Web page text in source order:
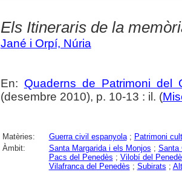
Els Itineraris de la
Jané i Orpí, Núria
En: Quaderns de Patrimoni del
(desembre 2010), p. 10-13 : il. (
Matèries: Guerra civil espanyola; Patrimoni
Àmbit:
Santa Margarida i els Monjos ; Santa
Pacs del Penedès ; Vilobí del
Vilafranca del Penedès ; Subirats ;